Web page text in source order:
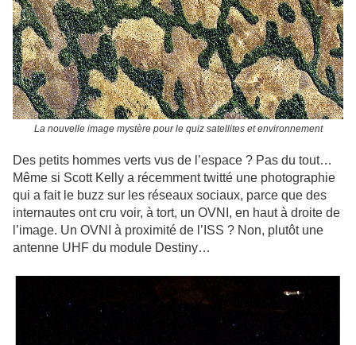
La nouvelle image mystère pour le quiz satellites et environnement
Des petits hommes verts vus de l’espace ? Pas du tout…
Même si Scott Kelly a récemment twitté une photographie
qui a fait le buzz sur les réseaux sociaux, parce que des
internautes ont cru voir, à tort, un OVNI, en haut à droite de
l’image. Un OVNI à proximité de l’ISS ? Non, plutôt une
antenne UHF du module Destiny…